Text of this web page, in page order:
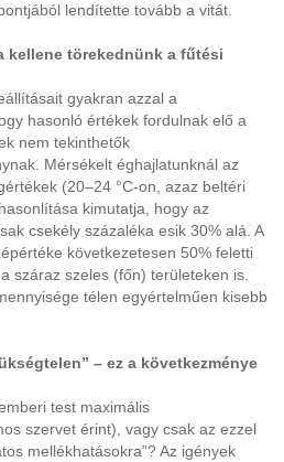
lendítette tovább a vitát.
kellene törekednünk a fűtési
gyakran azzal a
hasonló értékek fordulnak elő a
nem tekinthetők
Mérsékelt éghajlatunknál az
(20–24 °C-on, azaz beltéri
kimutatja, hogy az
csekély százaléka esik 30% alá. A
következetesen 50% feletti
száraz szeles (főn) területeken is.
télen egyértelműen kisebb
– ez a következménye
test maximális
szervet érint), vagy csak az ezzel
mellékhatásokra”? Az igények